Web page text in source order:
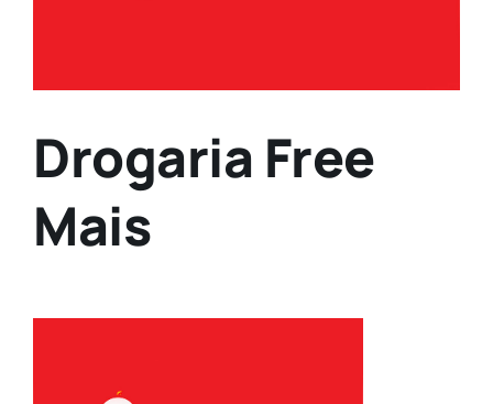
Drogaria Free
Mais